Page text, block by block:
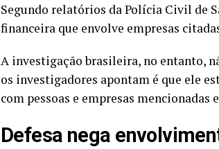
Segundo relatórios da Polícia Civil de
financeira que envolve empresas
A investigação brasileira, no entanto,
os investigadores apontam é que ele
com pessoas e empresas mencionadas
Defesa nega